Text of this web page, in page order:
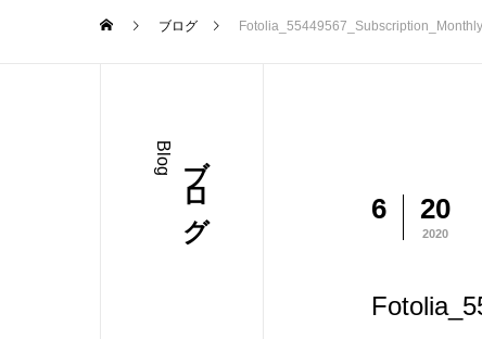
ブログ
ブログ
Blog
6 20
2020